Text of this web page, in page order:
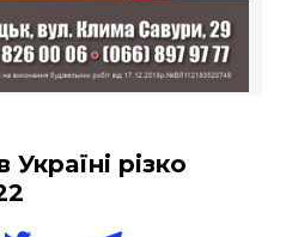
Україні різко